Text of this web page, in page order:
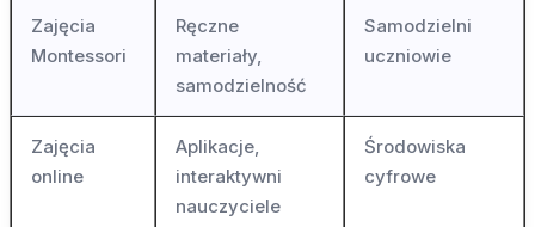
Zajęcia
Montessori
Ręczne
materiały,
samodzielność
Samodzielni
uczniowie
Zajęcia
online
Aplikacje,
interaktywni
nauczyciele
Środowiska
cyfrowe